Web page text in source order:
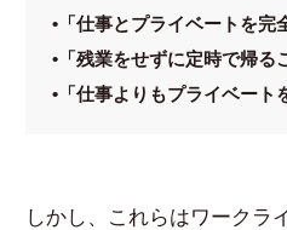
•「仕事とプライベートを完
•「残業をせずに定時で帰る
•「仕事よりもプライベート
しかし、これらはワークラ